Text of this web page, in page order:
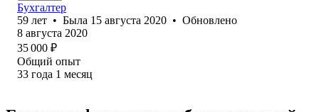
Бухгалтер
59 лет • Была 15 августа 2020 • Обновлено
8 августа 2020
35 000 ₽
Общий опыт
33 года 1 месяц